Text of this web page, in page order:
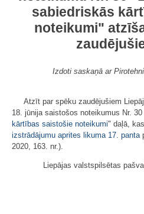
sabiedriskās
noteikumi"
Izdoti saskaņā ar
Atzīt par spēku zaudējušiem
18. jūnija saistošos noteikumus Nr. 30
kārtības saistošie noteikumi" daļā,
izstrādājumu aprites likuma 17. panta
2020, 163. nr.).
Liepājas valstspilsētas